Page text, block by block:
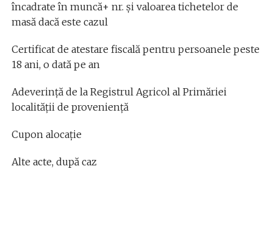
încadrate în muncă+ nr. şi valoarea tichetelor de
masă dacă este cazul
Certificat de atestare fiscală pentru persoanele peste
18 ani, o dată pe an
Adeverinţă de la Registrul Agricol al Primăriei
localității de proveniență
Cupon alocație
Alte acte, după caz